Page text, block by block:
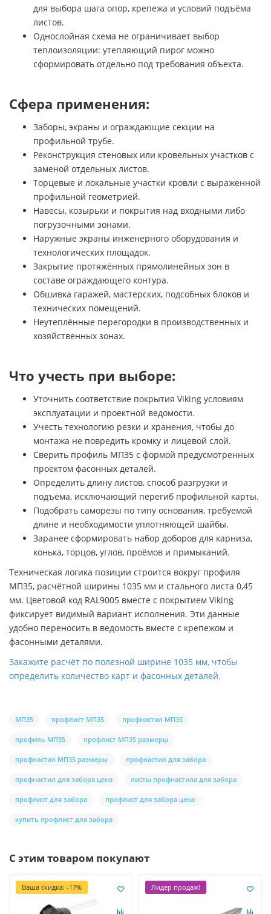
для выбора шага опор, крепежа и условий подъёма
листов.
Однослойная схема не ограничивает выбор
теплоизоляции: утепляющий пирог можно
сформировать отдельно под требования объекта.
Сфера применения:
Заборы, экраны и ограждающие секции на
профильной трубе.
Реконструкция стеновых или кровельных участков с
заменой отдельных листов.
Торцевые и локальные участки кровли с выраженной
профильной геометрией.
Навесы, козырьки и покрытия над входными либо
погрузочными зонами.
Наружные экраны инженерного оборудования и
технологических площадок.
Закрытие протяжённых прямолинейных зон в
составе ограждающего контура.
Обшивка гаражей, мастерских, подсобных блоков и
технических помещений.
Неутеплённые перегородки в производственных и
хозяйственных зонах.
Что учесть при выборе:
Уточнить соответствие покрытия Viking условиям
эксплуатации и проектной ведомости.
Учесть технологию резки и хранения, чтобы до
монтажа не повредить кромку и лицевой слой.
Сверить профиль МП35 с формой предусмотренных
проектом фасонных деталей.
Определить длину листов, способ разгрузки и
подъёма, исключающий перегиб профильной карты.
Подобрать саморезы по типу основания, требуемой
длине и необходимости уплотняющей шайбы.
Заранее сформировать набор доборов для карниза,
конька, торцов, углов, проёмов и примыканий.
Техническая логика позиции строится вокруг профиля
МП35, расчётной ширины 1035 мм и стального листа 0,45
мм. Цветовой код RAL9005 вместе с покрытием Viking
фиксирует видимый вариант исполнения. Эти данные
удобно переносить в ведомость вместе с крепежом и
фасонными деталями.
Закажите расчёт по полезной ширине 1035 мм, чтобы
определить количество карт и фасонных деталей.
МП35 профлист МП35 профнастил МП35
профиль МП35 профлист МП35 размеры
профнастил МП35 размеры профнастил для забора
профнастил для забора цена листы профнастила для забора
профлист для забора профлист для забора цена
купить профлист для забора
С этим товаром покупают
Ваша скидка: -17% Лидер продаж!